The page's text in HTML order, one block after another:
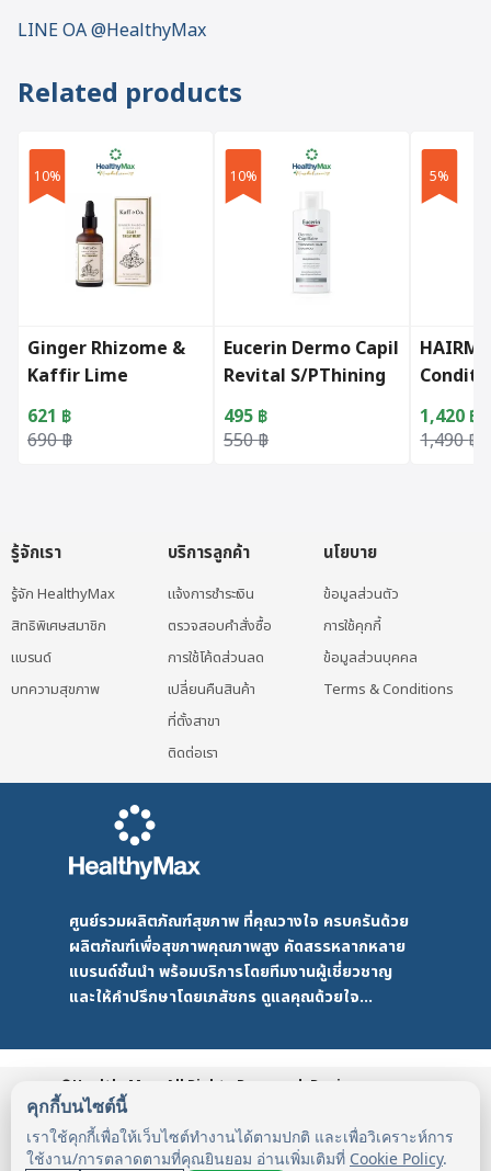
LINE OA @HealthyMax
Related products
10%
Ginger Rhizome &
Kaffir Lime
Treatment (50ml.)
690฿
Original price was: 690 ฿.
621 ฿
Current price is: 621 ฿.
10%
Eucerin Dermo Capil
Revital S/PThining
Hair(M&W)
550฿
Original price was: 550 ฿.
495 ฿
Current price is: 495 ฿.
5%
1,490฿
Original
1,420 ฿
Current
คุกกี้บนไซต์นี้
เราใช้คุกกี้เพื่อให้เว็บไซต์ทำงานได้ตามปกติ และเพื่อวิเคราะห์การ
ใช้งาน/การตลาดตามที่คุณยินยอม อ่านเพิ่มเติมที่ Cookie Policy.
รู้จักเรา
รู้จัก HealthyMax
สิทธิพิเศษสมาชิก
แบรนด์
บทความสุขภาพ
บริการลูกค้า
แจ้งการชำระเงิน
ตรวจสอบคำสั่งซื้อ
การใช้โค้ดส่วนลด
เปลี่ยนคืนสินค้า
ที่ตั้งสาขา
ติดต่อเรา
นโยบาย
ข้อมูลส่วนตัว
การใช้คุกกี้
ข้อมูลส่วนบุคคล
Terms & Conditions
ศูนย์รวมผลิตภัณฑ์สุขภาพ ที่คุณวางใจ ครบครันด้วย
ผลิตภัณฑ์เพื่อสุขภาพคุณภาพสูง คัดสรรหลากหลาย
แบรนด์ชั้นนำ พร้อมบริการโดยทีมงานผู้เชี่ยวชาญ
และให้คำปรึกษาโดยเภสัชกร ดูแลคุณด้วยใจ...
©HealthyMax. All Rights Reserved. Design
by DMDHealthyMax